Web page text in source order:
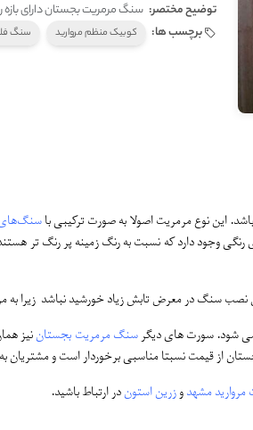
توضیح مختصر: سنگ مرمریت بجستان دارای
برچسب ها:
کوبیک منظم مروارید سنگ
این نوع مرمریت اصولا به صورت ترکیبی با
وجود دارد که نسبت به رنگ زمینه پر رنگ تر
سنگ در معرض تابش زیاد خورشید نباشد زیرا به
شود. سورت های دیگر سنگ مرمریت بجستان نیز
از قیمت نسبتا مناسبی برخوردار است و
مشهد و زرین استوندر ارتباط باشید.